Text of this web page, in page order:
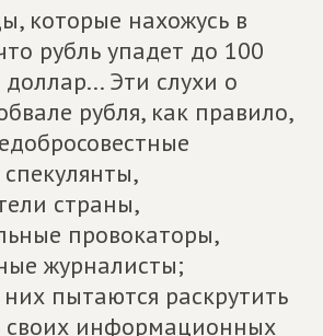
которые нахожусь в
рубль упадет до 100
Эти слухи о
рубля, как правило,
страны,
провокаторы,
журналисты;
пытаются раскрутить
своих информационных